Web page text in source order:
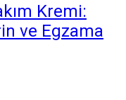
Kremi:
ve Egzama